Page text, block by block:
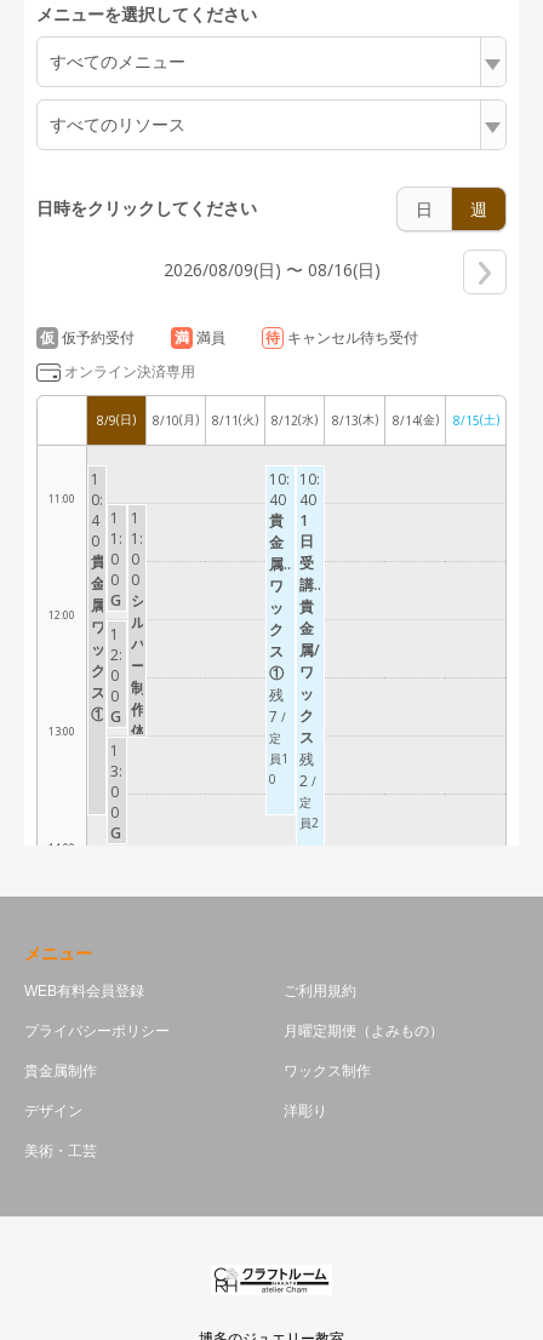
メニュー
WEB有料会員登録 ご利用規約
プライバシーポリシー 月曜定期便（よみもの）
貴金属制作 ワックス制作
デザイン 洋彫り
美術・工芸